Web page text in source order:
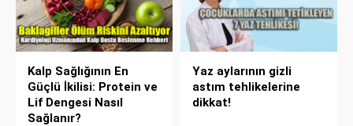
Kalp Sağlığının En
Güçlü İkilisi: Protein ve
Lif Dengesi Nasıl
Sağlanır?
Yaz aylarının gizli
astım tehlikelerine
dikkat!